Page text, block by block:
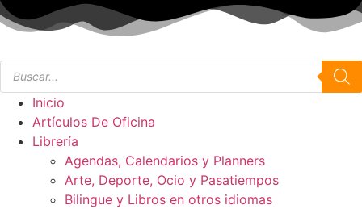
Inicio
Artículos De Oficina
Librería
Agendas, Calendarios y Planners
Arte, Deporte, Ocio y Pasatiempos
Bilingue y Libros en otros idiomas